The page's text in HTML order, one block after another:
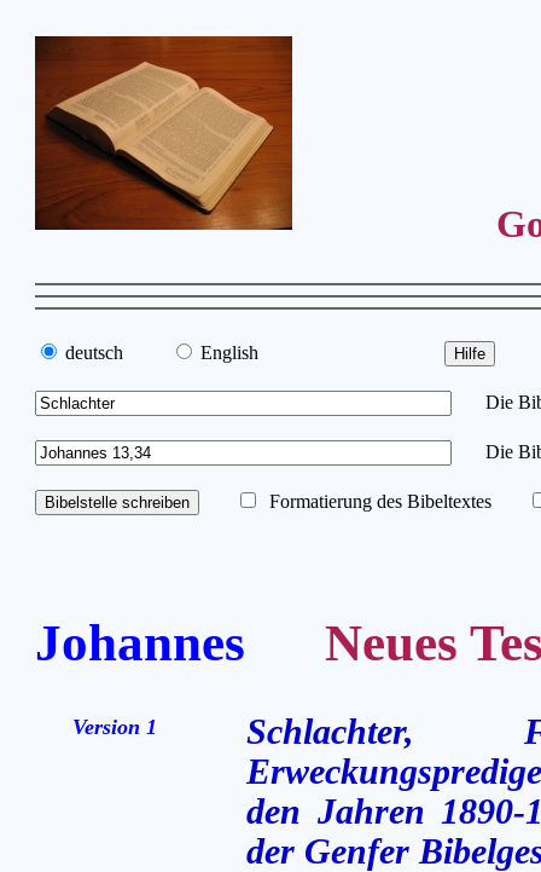
deutsch English
Die
Die
Formatierung des Bibeltextes
Johannes Neues
Version 1
Schlachter,
den Jahren 1890-
der Genfer